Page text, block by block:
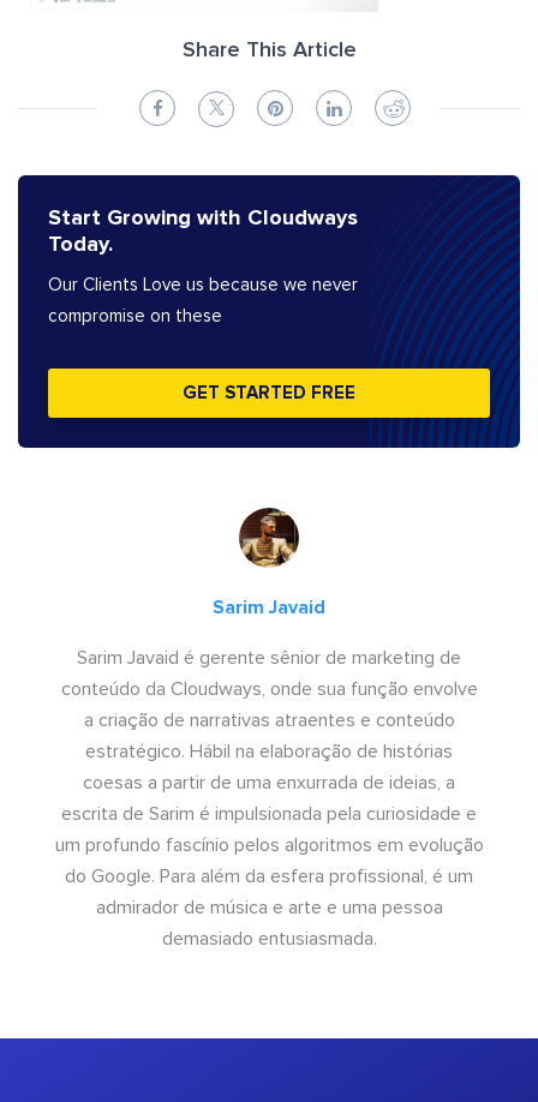
Share This Article
Start Growing with Cloudways
Today.
Our Clients Love us because we never
compromise on these
GET STARTED FREE
Sarim Javaid
Sarim Javaid é gerente sênior de marketing de
conteúdo da Cloudways, onde sua função envolve
a criação de narrativas atraentes e conteúdo
estratégico. Hábil na elaboração de histórias
coesas a partir de uma enxurrada de ideias, a
escrita de Sarim é impulsionada pela curiosidade e
um profundo fascínio pelos algoritmos em evolução
do Google. Para além da esfera profissional, é um
admirador de música e arte e uma pessoa
demasiado entusiasmada.